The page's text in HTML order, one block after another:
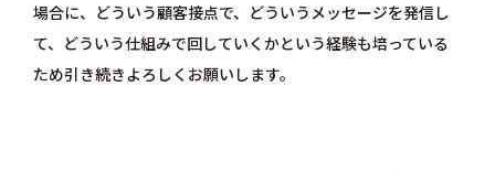
場合に、どういう顧客接点で、どういうメッセージを発信し
て、どういう仕組みで回していくかという経験も培っている
ため引き続きよろしくお願いします。